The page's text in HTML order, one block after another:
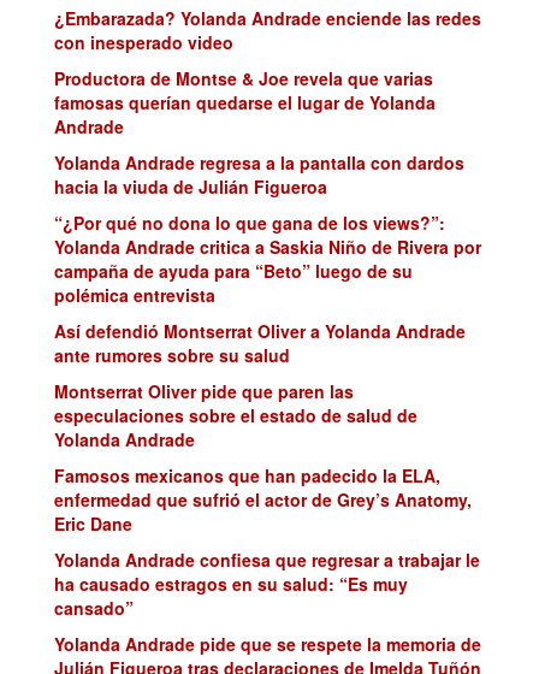
¿Embarazada? Yolanda Andrade enciende las redes
con inesperado video
Productora de Montse & Joe revela que varias
famosas querían quedarse el lugar de Yolanda
Andrade
Yolanda Andrade regresa a la pantalla con dardos
hacia la viuda de Julián Figueroa
“¿Por qué no dona lo que gana de los views?”:
Yolanda Andrade critica a Saskia Niño de Rivera por
campaña de ayuda para “Beto” luego de su
polémica entrevista
Así defendió Montserrat Oliver a Yolanda Andrade
ante rumores sobre su salud
Montserrat Oliver pide que paren las
especulaciones sobre el estado de salud de
Yolanda Andrade
Famosos mexicanos que han padecido la ELA,
enfermedad que sufrió el actor de Grey’s Anatomy,
Eric Dane
Yolanda Andrade confiesa que regresar a trabajar le
ha causado estragos en su salud: “Es muy
cansado”
Yolanda Andrade pide que se respete la memoria de
Julián Figueroa tras declaraciones de Imelda Tuñón